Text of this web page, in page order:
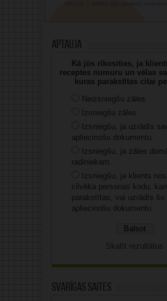
Aptauja
Kā jūs rīkosities, ja
receptes numuru un vēlas
kuras parakstītas citai
Neizsniegšu zāles.
Izsniegšu zāles.
Izsniegšu, ja uzrādīs
apliecinošu dokumentu.
Izsniegšu, ja zāles
radiniekam.
Izsniegšu, ja klients
cilvēka personas kodu,
parakstītas, vai uzrādīs šo
apliecinošu dokumentu.
Skatīt rezultātus
Svarīgas saites